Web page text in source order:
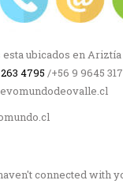
ubicados en Ariztía
4795 /+56 9 9645
connected with